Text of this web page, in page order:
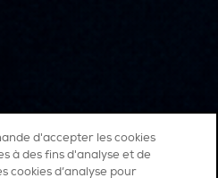
d'accepter les cookies
à des fins d'analyse et de
cookies d’analyse pour